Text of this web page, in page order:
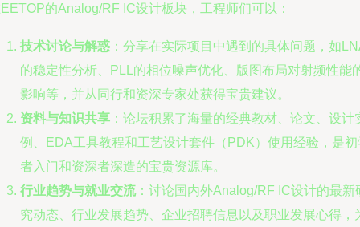
的Analog/RF IC设计板块，工程师们可以：
技术讨论与解惑 ：分享在实际项目中遇到的具体问题，如
的稳定性分析、PLL的相位噪声优化、版图布局对射频性能
影响等，并从同行和资深专家处获得宝贵建议。
资料与知识共享 ：论坛积累了海量的经典教材、论文、设计
例、EDA工具教程和工艺设计套件（PDK）使用经验，是初
者入门和资深者深造的宝贵资源库。
行业趋势与就业交流：讨论国内外Analog/RF IC设计的最新
究动态、行业发展趋势、企业招聘信息以及职业发展心得，